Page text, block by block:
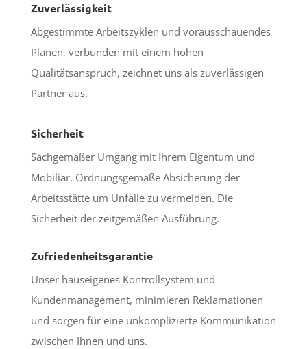
Zuverlässigkeit
Abgestimmte Arbeitszyklen und vorausschauendes
Planen, verbunden mit einem hohen
Qualitätsanspruch, zeichnet uns als zuverlässigen
Partner aus.
Sicherheit
Sachgemäßer Umgang mit Ihrem Eigentum und
Mobiliar. Ordnungsgemäße Absicherung der
Arbeitsstätte um Unfälle zu vermeiden. Die
Sicherheit der zeitgemäßen Ausführung.
Zufriedenheitsgarantie
Unser hauseigenes Kontrollsystem und
Kundenmanagement, minimieren Reklamationen
und sorgen für eine unkomplizierte Kommunikation
zwischen Ihnen und uns.